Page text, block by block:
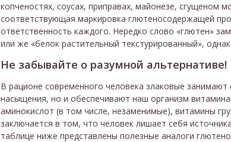
копченостях, соусах, приправах, майонезе, сгущеном
соответствующая маркировка глютеносодержащей
ответственность каждого. Нередко слово «глютен»
или же «белок растительный текстурированный»,
Не забывайте о разумной альтернативе!
В рационе современного человека злаковые
насыщения, но и обеспечивают наш организм
аминокислот (в том числе, незаменимые), витамины
заключается в том, что человек лишает себя
таблице ниже представлены полезные аналоги